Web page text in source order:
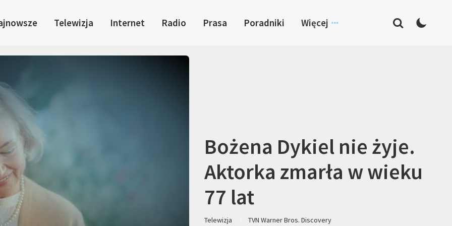
Telewizja Internet Radio Prasa Poradniki Więcej
Bożena Dykiel nie żyje.
Aktorka zmarła w wieku
77 lat
Telewizja TVN Warner Bros. Discovery